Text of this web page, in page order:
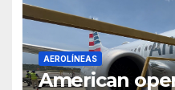
AEROLÍNEAS
American